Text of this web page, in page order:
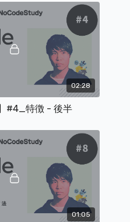
02:28
#4_特徴 - 後半
01:05